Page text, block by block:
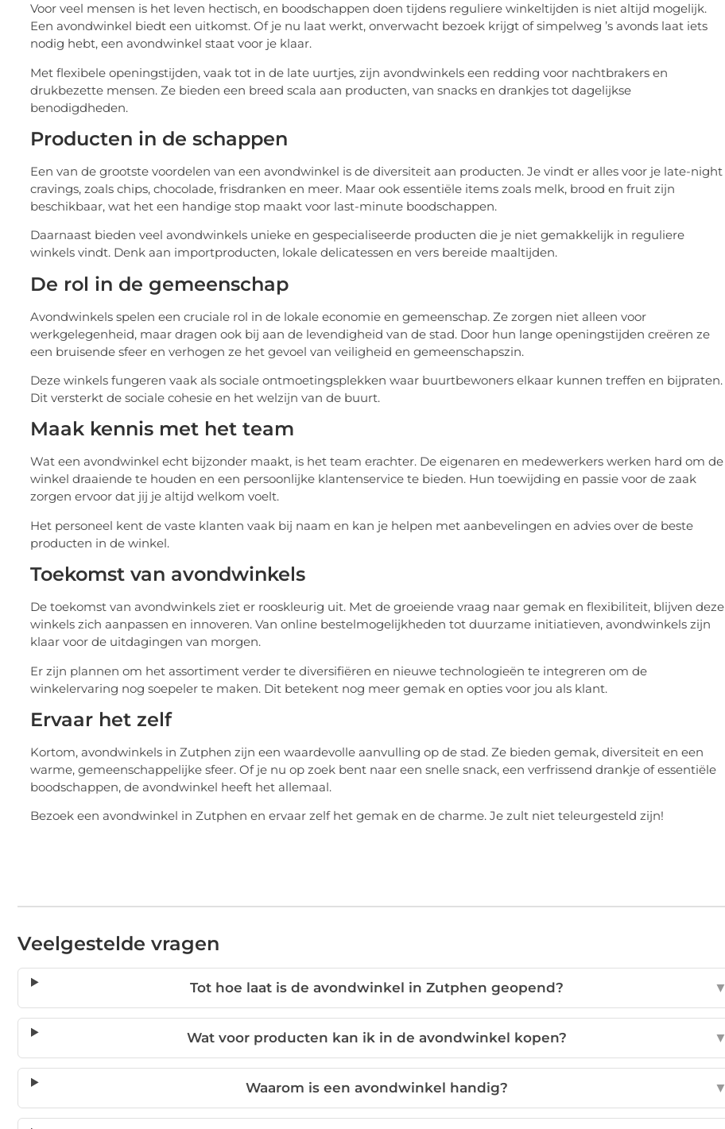
Voor veel mensen is het leven hectisch, en boodschappen doen tijdens reguliere winkeltijden is niet altijd mogelijk.
Een avondwinkel biedt een uitkomst. Of je nu laat werkt, onverwacht bezoek krijgt of simpelweg ’s avonds laat iets
nodig hebt, een avondwinkel staat voor je klaar.
Met flexibele openingstijden, vaak tot in de late uurtjes, zijn avondwinkels een redding voor nachtbrakers en
drukbezette mensen. Ze bieden een breed scala aan producten, van snacks en drankjes tot dagelijkse
benodigdheden.
Producten in de schappen
Een van de grootste voordelen van een avondwinkel is de diversiteit aan producten. Je vindt er alles voor je late-night
cravings, zoals chips, chocolade, frisdranken en meer. Maar ook essentiële items zoals melk, brood en fruit zijn
beschikbaar, wat het een handige stop maakt voor last-minute boodschappen.
Daarnaast bieden veel avondwinkels unieke en gespecialiseerde producten die je niet gemakkelijk in reguliere
winkels vindt. Denk aan importproducten, lokale delicatessen en vers bereide maaltijden.
De rol in de gemeenschap
Avondwinkels spelen een cruciale rol in de lokale economie en gemeenschap. Ze zorgen niet alleen voor
werkgelegenheid, maar dragen ook bij aan de levendigheid van de stad. Door hun lange openingstijden creëren ze
een bruisende sfeer en verhogen ze het gevoel van veiligheid en gemeenschapszin.
Deze winkels fungeren vaak als sociale ontmoetingsplekken waar buurtbewoners elkaar kunnen treffen en bijpraten.
Dit versterkt de sociale cohesie en het welzijn van de buurt.
Maak kennis met het team
Wat een avondwinkel echt bijzonder maakt, is het team erachter. De eigenaren en medewerkers werken hard om de
winkel draaiende te houden en een persoonlijke klantenservice te bieden. Hun toewijding en passie voor de zaak
zorgen ervoor dat jij je altijd welkom voelt.
Het personeel kent de vaste klanten vaak bij naam en kan je helpen met aanbevelingen en advies over de beste
producten in de winkel.
Toekomst van avondwinkels
De toekomst van avondwinkels ziet er rooskleurig uit. Met de groeiende vraag naar gemak en flexibiliteit, blijven deze
winkels zich aanpassen en innoveren. Van online bestelmogelijkheden tot duurzame initiatieven, avondwinkels zijn
klaar voor de uitdagingen van morgen.
Er zijn plannen om het assortiment verder te diversifiëren en nieuwe technologieën te integreren om de
winkelervaring nog soepeler te maken. Dit betekent nog meer gemak en opties voor jou als klant.
Ervaar het zelf
Kortom, avondwinkels in Zutphen zijn een waardevolle aanvulling op de stad. Ze bieden gemak, diversiteit en een
warme, gemeenschappelijke sfeer. Of je nu op zoek bent naar een snelle snack, een verfrissend drankje of essentiële
boodschappen, de avondwinkel heeft het allemaal.
Bezoek een avondwinkel in Zutphen en ervaar zelf het gemak en de charme. Je zult niet teleurgesteld zijn!
Veelgestelde vragen
Tot hoe laat is de avondwinkel in Zutphen geopend? ▼
Wat voor producten kan ik in de avondwinkel kopen? ▼
Waarom is een avondwinkel handig? ▼